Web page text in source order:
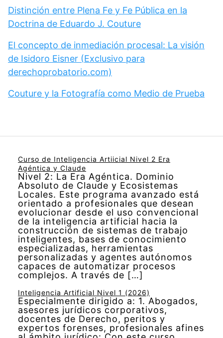
Distinción entre Plena Fe y Fe Pública en la
Doctrina de Eduardo J. Couture
El concepto de inmediación procesal: La visión
de Isidoro Eisner (Exclusivo para
derechoprobatorio.com)
Couture y la Fotografía como Medio de Prueba
Curso de Inteligencia Artiicial Nivel 2 Era
Agéntica y Claude
Nivel 2: La Era Agéntica. Dominio
Absoluto de Claude y Ecosistemas
Locales. Este programa avanzado está
orientado a profesionales que desean
evolucionar desde el uso convencional
de la inteligencia artificial hacia la
construcción de sistemas de trabajo
inteligentes, bases de conocimiento
especializadas, herramientas
personalizadas y agentes autónomos
capaces de automatizar procesos
complejos. A través de […]
Inteligencia Artificial Nivel 1 (2026)
Especialmente dirigido a: 1. Abogados,
asesores jurídicos corporativos,
docentes de Derecho, peritos y
expertos forenses, profesionales afines